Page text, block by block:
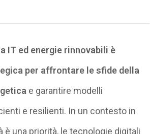
IT ed energie rinnovabili è
per affrontare le sfide della
e garantire modelli
e resilienti. In un contesto in
è una priorità, le tecnologie digitali